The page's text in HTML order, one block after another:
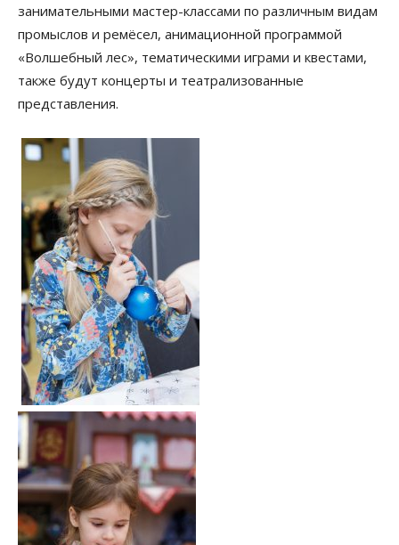
занимательными мастер-классами по различным видам
промыслов и ремёсел, анимационной программой
«Волшебный лес», тематическими играми и квестами,
также будут концерты и театрализованные
представления.